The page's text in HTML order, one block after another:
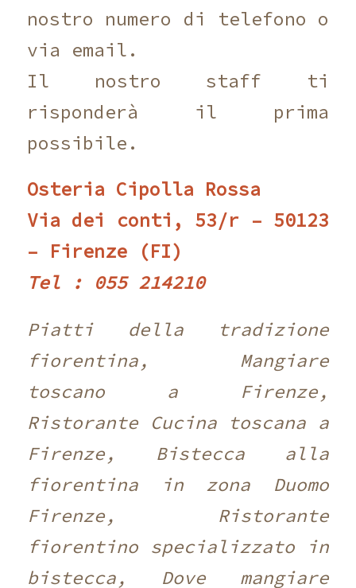
nostro numero di telefono o
via email.
Il nostro staff ti
risponderà il prima
possibile.
Osteria Cipolla Rossa
Via dei conti, 53/r – 50123
– Firenze (FI)
Tel : 055 214210 ‎
Piatti della tradizione
fiorentina, Mangiare
toscano a Firenze,
Ristorante Cucina toscana a
Firenze, Bistecca alla
fiorentina in zona Duomo
Firenze, Ristorante
fiorentino specializzato in
bistecca, Dove mangiare